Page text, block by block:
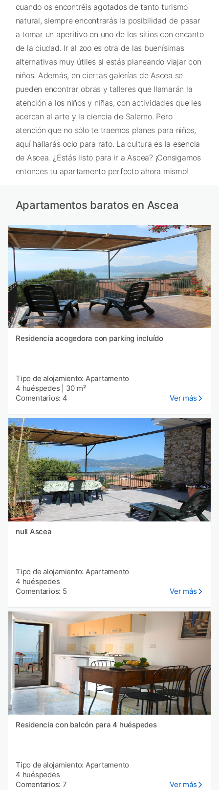
cuando os encontréis agotados de tanto turismo
natural, siempre encontrarás la posibilidad de pasar
a tomar un aperitivo en uno de los sitios con encanto
de la ciudad. Ir al zoo es otra de las buenísimas
alternativas muy útiles si estás planeando viajar con
niños. Además, en ciertas galerías de Ascea se
pueden encontrar obras y talleres que llamarán la
atención a los niños y niñas, con actividades que les
acercan al arte y la ciencia de Salerno. Pero
atención que no sólo te traemos planes para niños,
aquí hallarás ocio para rato. La cultura es la esencia
de Ascea. ¿Estás listo para ir a Ascea? ¡Consigamos
entonces tu apartamento perfecto ahora mismo!
Apartamentos baratos en Ascea
Residencia acogedora con parking incluído
Tipo de alojamiento: Apartamento
4 huéspedes
30 m²
Comentarios: 4
Ver más
null Ascea
Tipo de alojamiento: Apartamento
4 huéspedes
Comentarios: 5
Ver más
Residencia con balcón para 4 huéspedes
Tipo de alojamiento: Apartamento
4 huéspedes
Comentarios: 7
Ver más